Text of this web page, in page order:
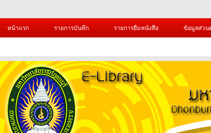
หน้าแรก
รายการบันทึก รายการยืมหนังสือ ข้อมูลส่วน